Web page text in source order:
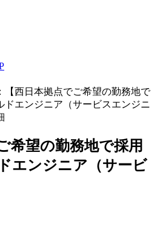
【西日本拠点でご希望の勤務地で
ドエンジニア（サービスエンジニ
希望の勤務地で採用
エンジニア（サービ